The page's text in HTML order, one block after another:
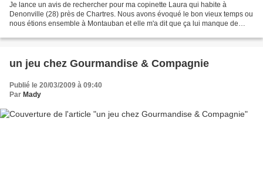
Je lance un avis de rechercher pour ma copinette Laura qui habite à
Denonville (28) près de Chartres. Nous avons évoqué le bon vieux temps ou
nous étions ensemble à Montauban et elle m'a dit que ça lui manque de
un jeu chez Gourmandise & Compagnie
Publié le 20/03/2009 à 09:40
Par Mady